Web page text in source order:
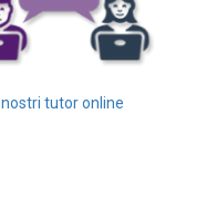
I nostri tutor online